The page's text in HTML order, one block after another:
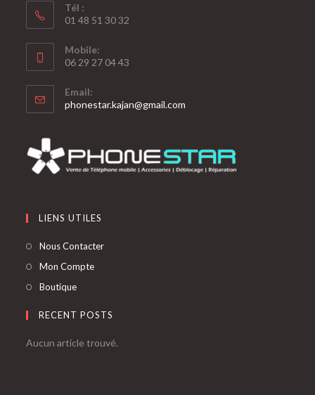
Tél :
01 48 51 30 32
Mobile:
06 29 27 04 43
Email:
phonestar.kajan@gmail.com
LIENS UTILES
Nous Contacter
Mon Compte
Boutique
RECENT POSTS
Aucun article trouvé.